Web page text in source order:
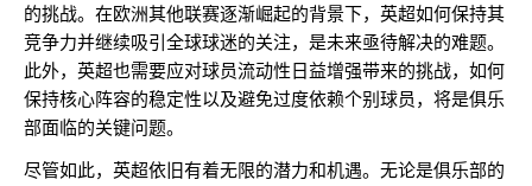
的挑战。在欧洲其他联赛逐渐崛起的背景下，英超如何保持其
竞争力并继续吸引全球球迷的关注，是未来亟待解决的难题。
此外，英超也需要应对球员流动性日益增强带来的挑战，如何
保持核心阵容的稳定性以及避免过度依赖个别球员，将是俱乐
部面临的关键问题。
尽管如此，英超依旧有着无限的潜力和机遇。无论是俱乐部的